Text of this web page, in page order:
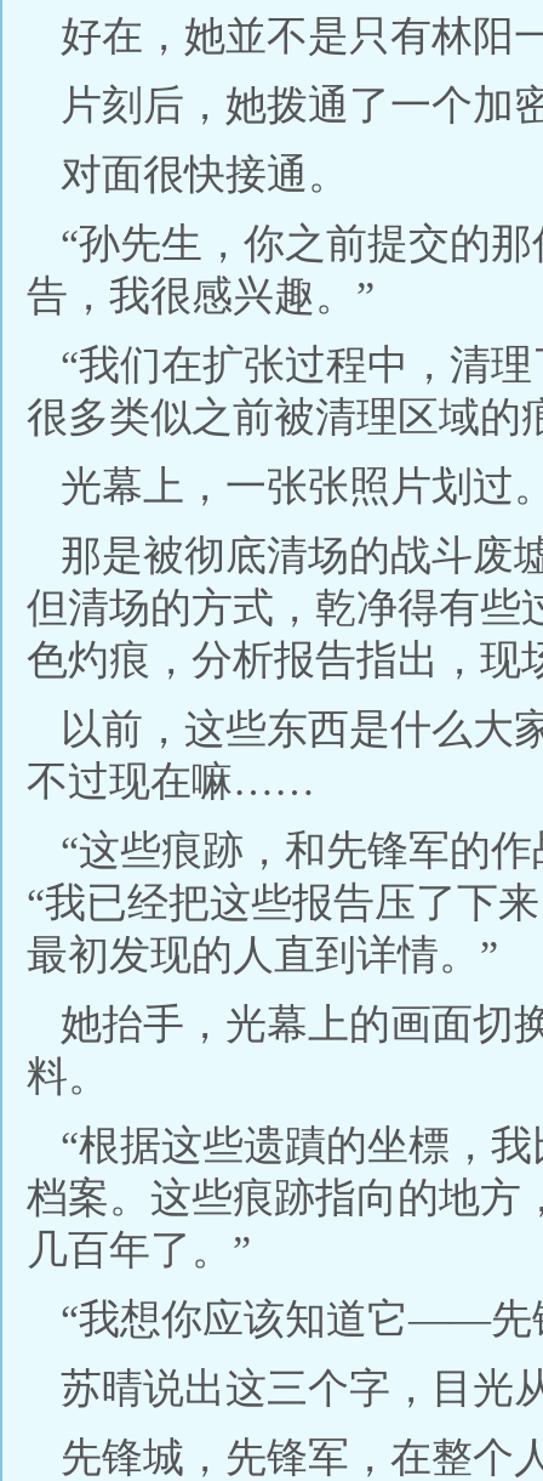
好在，她並不是只有林阳
片刻后，她拨通了一个加
对面很快接通。
“孙先生，你之前提交的
告，我很感兴趣。”
“我们在扩张过程中，清
很多类似之前被清理区域的
光幕上，一张张照片划过
那是被彻底清场的战斗废
但清场的方式，乾净得有些
色灼痕，分析报告指出，现
以前，这些东西是什么大
不过现在嘛……
“这些痕跡，和先锋军的
“我已经把这些报告压了下
最初发现的人直到详情。”
她抬手，光幕上的画面切
料。
“根据这些遗蹟的坐標，
档案。这些痕跡指向的地方
几百年了。”
“我想你应该知道它——先
苏晴说出这三个字，目光
先锋城，先锋军，在整个